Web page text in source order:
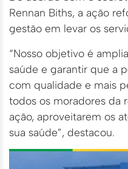
Rennan Biths, a ação
gestão em levar os
“Nosso objetivo é
saúde e garantir que a
com qualidade e mais
todos os moradores da
ação, aproveitarem os
sua saúde”, destacou.